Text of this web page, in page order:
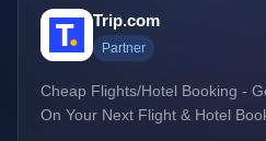
Trip.com
Partner
Cheap Flights/Hotel Booking -
On Your Next Flight & Hotel